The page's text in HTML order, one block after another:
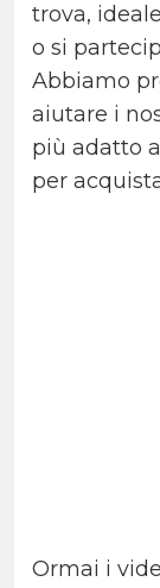
trova,
o si
Abbiamo
aiutare i
più adatto
per
Ormai i